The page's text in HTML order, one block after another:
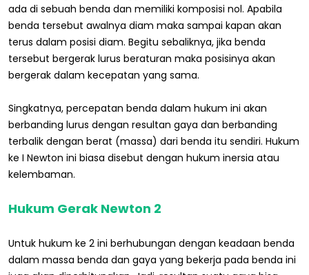
ada di sebuah benda dan memiliki komposisi nol. Apabila
benda tersebut awalnya diam maka sampai kapan akan
terus dalam posisi diam. Begitu sebaliknya, jika benda
tersebut bergerak lurus beraturan maka posisinya akan
bergerak dalam kecepatan yang sama.
Singkatnya, percepatan benda dalam hukum ini akan
berbanding lurus dengan resultan gaya dan berbanding
terbalik dengan berat (massa) dari benda itu sendiri. Hukum
ke I Newton ini biasa disebut dengan hukum inersia atau
kelembaman.
Hukum Gerak Newton 2
Untuk hukum ke 2 ini berhubungan dengan keadaan benda
dalam massa benda dan gaya yang bekerja pada benda ini